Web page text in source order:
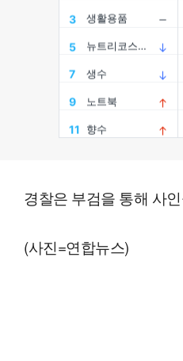
경찰은 부검을 통해 사
(사진=연합뉴스)